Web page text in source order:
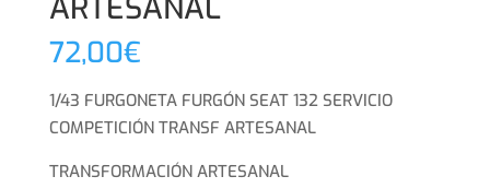
ARTESANAL
72,00€
1/43 FURGONETA FURGÓN SEAT 132 SERVICIO
COMPETICIÓN TRANSF ARTESANAL
TRANSFORMACIÓN ARTESANAL